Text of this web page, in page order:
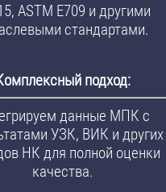
ASTM E709 и другими
стандартами.
подход:
данные МПК с
УЗК, ВИК и других
НК для полной оценки
качества.